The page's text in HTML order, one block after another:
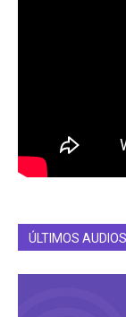
ÚLTIMOS AUDIOS